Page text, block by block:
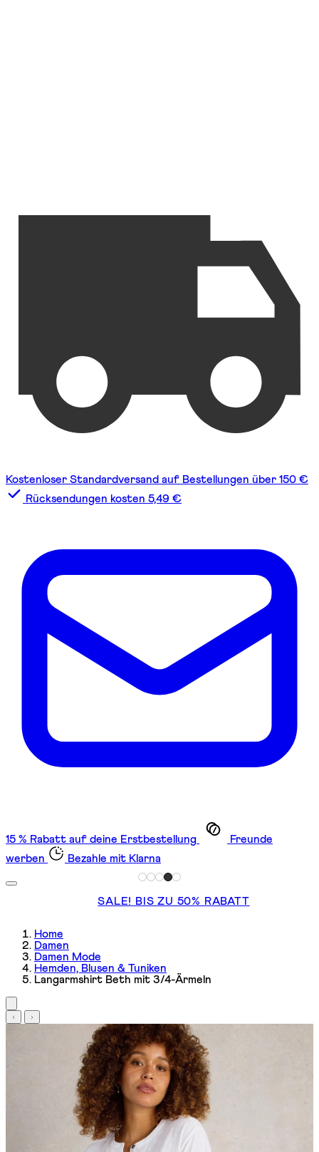
Kostenloser Standardversand auf Bestellungen über 150 €
Rücksendungen kosten 5,49 €
15 % Rabatt auf deine Erstbestellung
Freunde
werben
Bezahle mit Klarna
SALE! BIS ZU 50% RABATT
Home
Damen
Damen Mode
Hemden, Blusen & Tuniken
Langarmshirt Beth mit 3/4-Ärmeln